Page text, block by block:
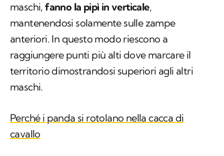
maschi,fanno la pipì in verticale,
mantenendosi solamente sulle zampe
anteriori. In questo modo riescono a
raggiungere punti più alti dove marcare il
territorio dimostrandosi superiori agli altri
maschi.
Perché i panda si rotolano nella cacca di
cavallo